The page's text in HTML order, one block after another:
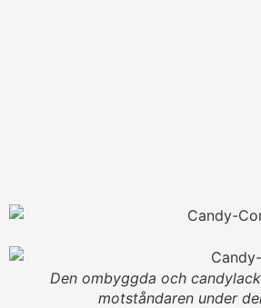
Den ombyggda och
motståndaren under